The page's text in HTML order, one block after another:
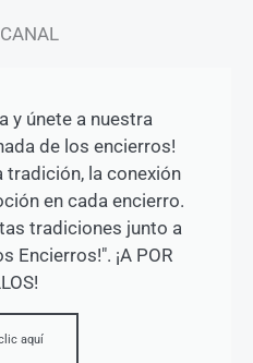
y únete a nuestra
de los encierros!
tradición, la conexión
en cada encierro.
tradiciones junto a
Encierros!". ¡A POR
aquí